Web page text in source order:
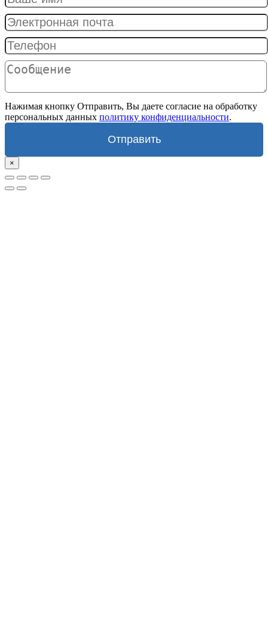
Нажимая кнопку Отправить, Вы даете согласие на обработку
персональных данных политику конфиденциальности.
Отправить
×